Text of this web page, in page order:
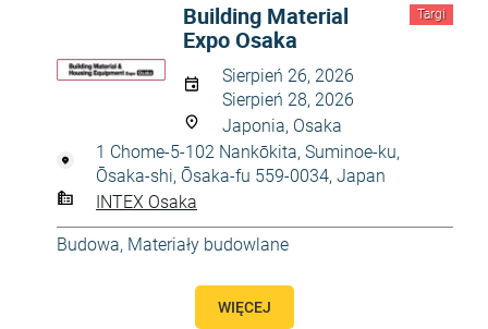
Targi
Building Material
Expo Osaka
Sierpień 26, 2026
Sierpień 28, 2026
Japonia, Osaka
1 Chome-5-102 Nankōkita, Suminoe-ku,
Ōsaka-shi, Ōsaka-fu 559-0034, Japan
INTEX Osaka
Budowa, Materiały budowlane
WIĘCEJ